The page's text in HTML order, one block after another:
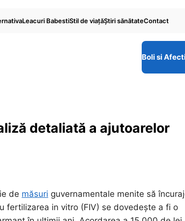
Leacuri BabestiStil de viaţăŞtiri sănătateContact
Boli si
detaliată a ajutoarelor
de măsuri guvernamentale menite să
fertilizarea in vitro (FIV) se dovedește a fi o